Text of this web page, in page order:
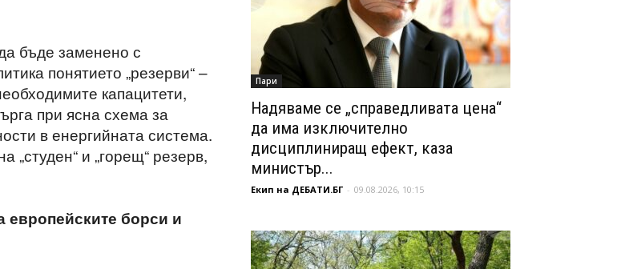
бъде заменено с
понятието „резерви“ –
капацитети,
при ясна схема за
в енергийната система.
„студен“ и „горещ“ резерв,
европейските борси и
Пари
Надяваме се „справедливата цена“
да има изключително
дисциплиниращ ефект, каза
министър...
Екип на ДЕБАТИ.БГ - 09.08.2026, 10:15